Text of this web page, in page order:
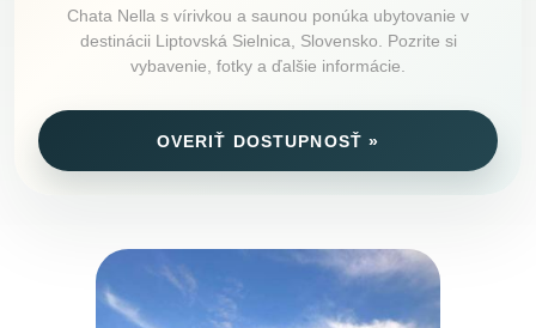
Chata Nella s vírivkou a saunou ponúka ubytovanie v
destinácii Liptovská Sielnica, Slovensko. Pozrite si
vybavenie, fotky a ďalšie informácie.
OVERIŤ DOSTUPNOSŤ »